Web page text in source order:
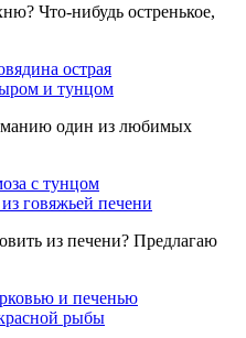
Что-нибудь остренькое,
и тунцом
один из любимых
говяжьей печени
из печени? Предлагаю
рыбы